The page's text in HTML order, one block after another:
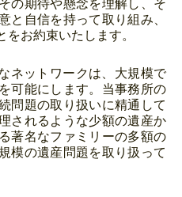
の期待や懸念を理解し、そ
と自信を持って取り組み、
お約束いたします。
ネットワークは、大規模で
可能にします。当事務所の
問題の取り扱いに精通して
されるような少額の遺産か
著名なファミリーの多額の
模の遺産問題を取り扱って